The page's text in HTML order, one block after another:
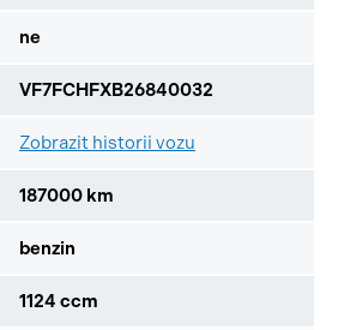
ne
VF7FCHFXB26840032
Zobrazit historii vozu
187000 km
benzin
1124 ccm